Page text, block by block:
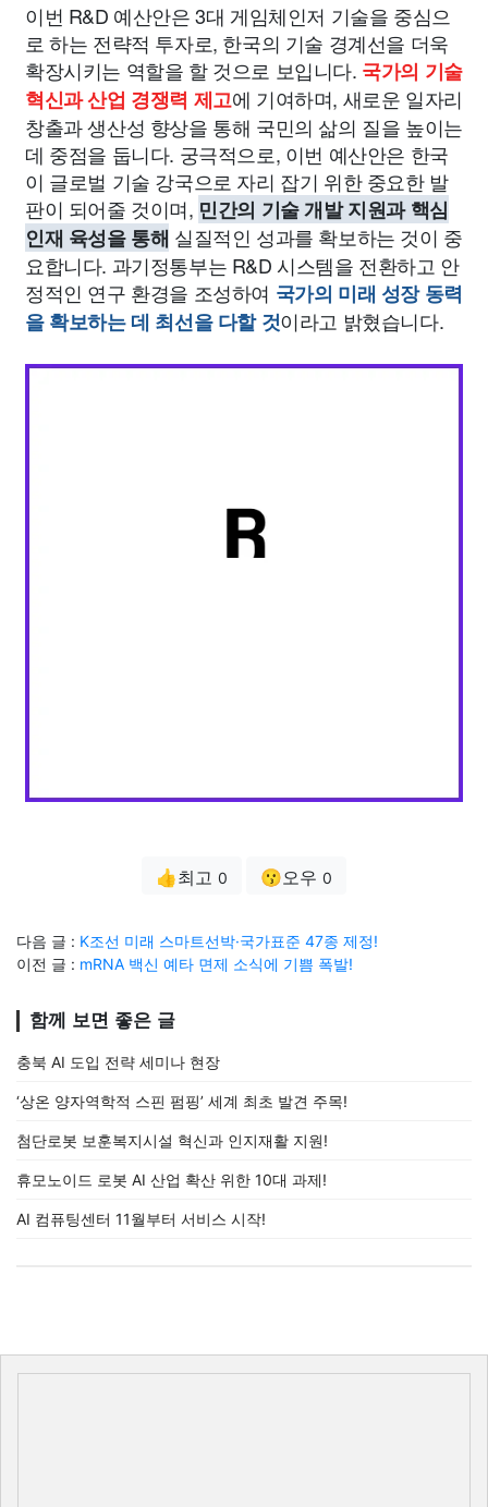
이번 R&D 예산안은 3대 게임체인저 기술을 중심으
로 하는 전략적 투자로, 한국의 기술 경계선을 더욱
확장시키는 역할을 할 것으로 보입니다. 국가의 기술
혁신과 산업 경쟁력 제고에 기여하며, 새로운 일자리
창출과 생산성 향상을 통해 국민의 삶의 질을 높이는
데 중점을 둡니다. 궁극적으로, 이번 예산안은 한국
이 글로벌 기술 강국으로 자리 잡기 위한 중요한 발
판이 되어줄 것이며, 민간의 기술 개발 지원과 핵심
인재 육성을 통해 실질적인 성과를 확보하는 것이 중
요합니다. 과기정통부는 R&D 시스템을 전환하고 안
정적인 연구 환경을 조성하여 국가의 미래 성장 동력
을 확보하는 데 최선을 다할 것이라고 밝혔습니다.
👍최고 0 😗오우 0
다음 글 : K조선 미래 스마트선박·국가표준 47종 제정!
이전 글 : mRNA 백신 예타 면제 소식에 기쁨 폭발!
함께 보면 좋은 글
충북 AI 도입 전략 세미나 현장
‘상온 양자역학적 스핀 펌핑’ 세계 최초 발견 주목!
첨단로봇 보훈복지시설 혁신과 인지재활 지원!
휴모노이드 로봇 AI 산업 확산 위한 10대 과제!
AI 컴퓨팅센터 11월부터 서비스 시작!